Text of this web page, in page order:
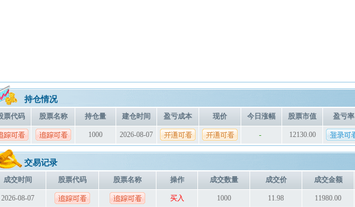
持仓情况
票代码 股票名称 持仓量 建仓时间 盈亏成本 现价 今日涨幅 股票市值 盈亏率
1000 2026-08-07 - 12130.00
交易记录
成交时间 股票代码 股票名称 操作 成交数量 成交价 成交金额
2026-08-07 买入 1000 11.98 11980.00